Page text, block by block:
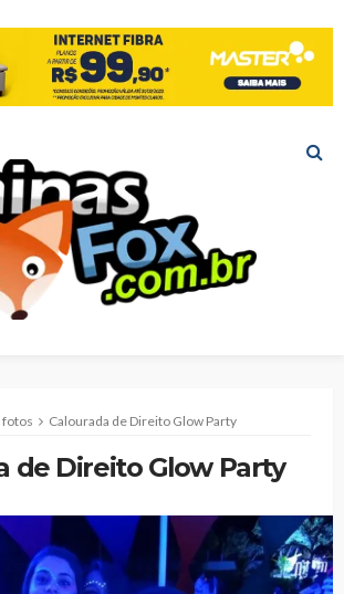
Calourada de Direito Glow Party
de Direito Glow Party